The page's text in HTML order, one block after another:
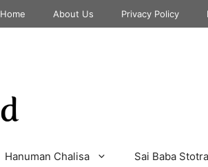
Home About Us Privacy Policy
Hanuman Chalisa Sai Baba